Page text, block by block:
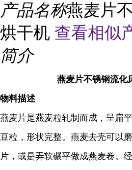
产品名称燕麦片
烘干机 查看相似
简介
燕麦片不锈钢流化
物料描述
燕麦片是燕麦粒轧制而成，呈扁
豆粒，形状完整。燕麦去壳可以
片，或是弄软碾平做成燕麦卷。